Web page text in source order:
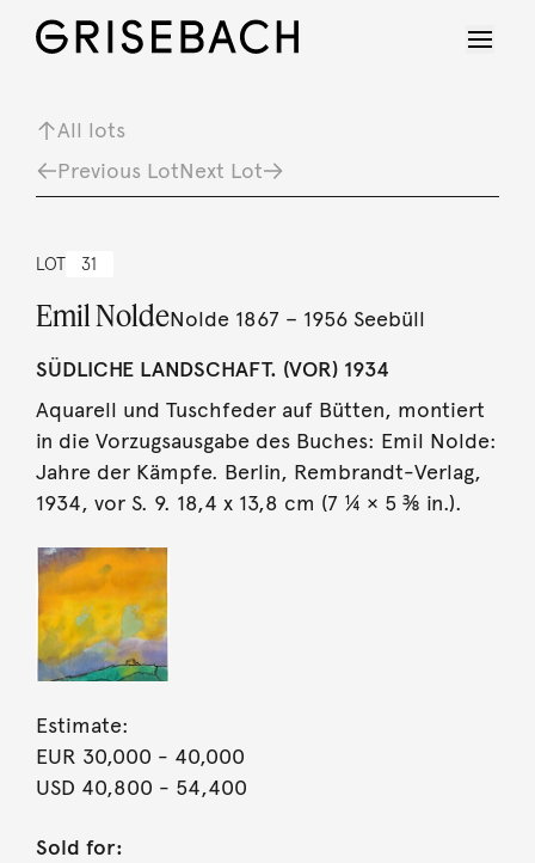
All lots
Previous LotNext Lot
LOT 31
Emil NoldeNolde 1867 – 1956 Seebüll
SÜDLICHE LANDSCHAFT. (VOR) 1934
Aquarell und Tuschfeder auf Bütten, montiert
in die Vorzugsausgabe des Buches: Emil Nolde:
Jahre der Kämpfe. Berlin, Rembrandt-Verlag,
1934, vor S. 9. 18,4 x 13,8 cm (7 ¼ × 5 ⅜ in.).
Estimate:
EUR 30,000 - 40,000
USD 40,800 - 54,400
Sold for: